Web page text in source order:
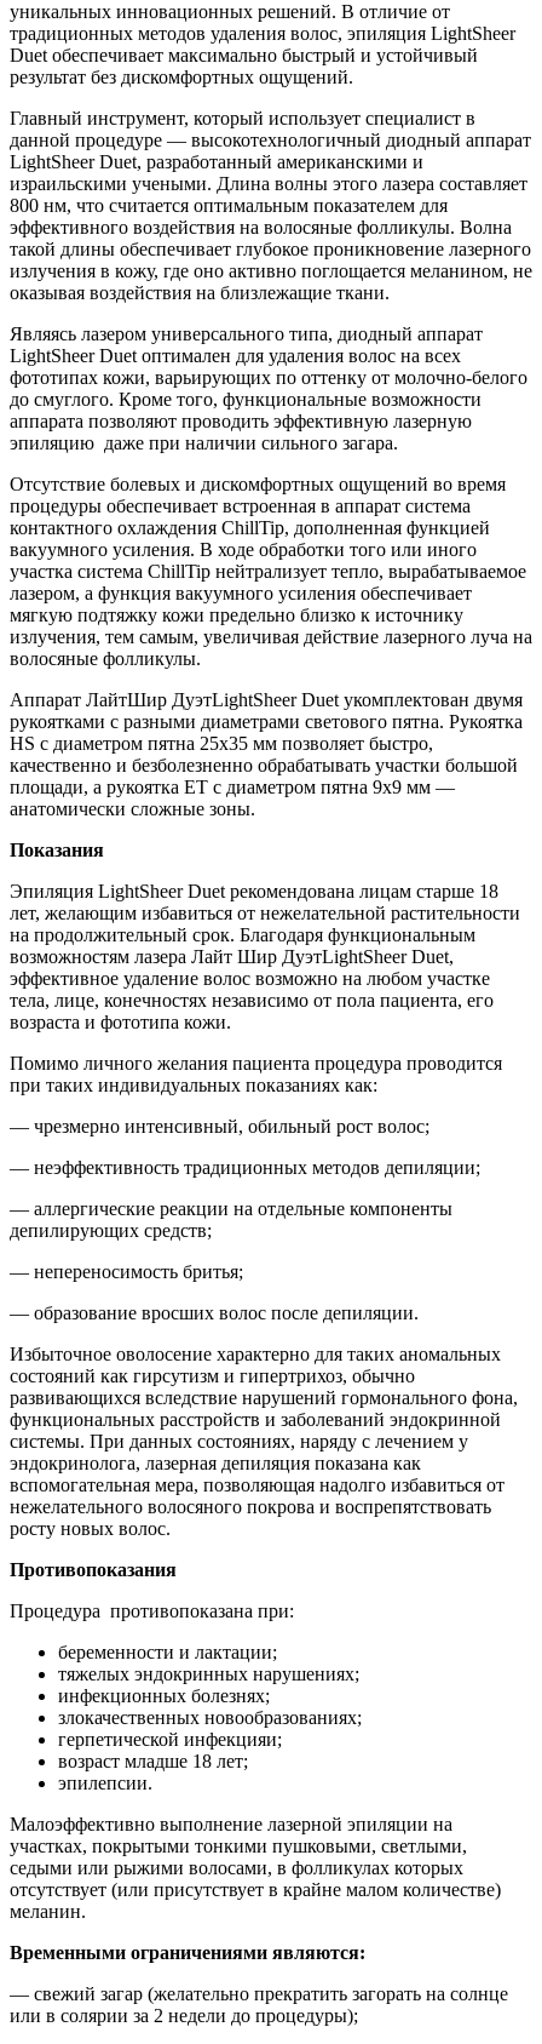
уникальных инновационных решений. В отличие от
традиционных методов удаления волос, эпиляция LightSheer
Duet обеспечивает максимально быстрый и устойчивый
результат без дискомфортных ощущений.
Главный инструмент, который использует специалист в
данной процедуре — высокотехнологичный диодный аппарат
LightSheer Duet, разработанный американскими и
израильскими учеными. Длина волны этого лазера составляет
800 нм, что считается оптимальным показателем для
эффективного воздействия на волосяные фолликулы. Волна
такой длины обеспечивает глубокое проникновение лазерного
излучения в кожу, где оно активно поглощается меланином, не
оказывая воздействия на близлежащие ткани.
Являясь лазером универсального типа, диодный аппарат
LightSheer Duet оптимален для удаления волос на всех
фототипах кожи, варьирующих по оттенку от молочно-белого
до смуглого. Кроме того, функциональные возможности
аппарата позволяют проводить эффективную лазерную
эпиляцию даже при наличии сильного загара.
Отсутствие болевых и дискомфортных ощущений во время
процедуры обеспечивает встроенная в аппарат система
контактного охлаждения ChillTip, дополненная функцией
вакуумного усиления. В ходе обработки того или иного
участка система ChillTip нейтрализует тепло, вырабатываемое
лазером, а функция вакуумного усиления обеспечивает
мягкую подтяжку кожи предельно близко к источнику
излучения, тем самым, увеличивая действие лазерного луча на
волосяные фолликулы.
Аппарат ЛайтШир ДуэтLightSheer Duet укомплектован двумя
рукоятками с разными диаметрами светового пятна. Рукоятка
HS с диаметром пятна 25х35 мм позволяет быстро,
качественно и безболезненно обрабатывать участки большой
площади, а рукоятка ET с диаметром пятна 9х9 мм —
анатомически сложные зоны.
Показания
Эпиляция LightSheer Duet рекомендована лицам старше 18
лет, желающим избавиться от нежелательной растительности
на продолжительный срок. Благодаря функциональным
возможностям лазера Лайт Шир ДуэтLightSheer Duet,
эффективное удаление волос возможно на любом участке
тела, лице, конечностях независимо от пола пациента, его
возраста и фототипа кожи.
Помимо личного желания пациента процедура проводится
при таких индивидуальных показаниях как:
— чрезмерно интенсивный, обильный рост волос;
— неэффективность традиционных методов депиляции;
— аллергические реакции на отдельные компоненты
депилирующих средств;
— непереносимость бритья;
— образование вросших волос после депиляции.
Избыточное оволосение характерно для таких аномальных
состояний как гирсутизм и гипертрихоз, обычно
развивающихся вследствие нарушений гормонального фона,
функциональных расстройств и заболеваний эндокринной
системы. При данных состояниях, наряду с лечением у
эндокринолога, лазерная депиляция показана как
вспомогательная мера, позволяющая надолго избавиться от
нежелательного волосяного покрова и воспрепятствовать
росту новых волос.
Противопоказания
Процедура противопоказана при:
беременности и лактации;
тяжелых эндокринных нарушениях;
инфекционных болезнях;
злокачественных новообразованиях;
герпетической инфекцияи;
возраст младше 18 лет;
эпилепсии.
Малоэффективно выполнение лазерной эпиляции на
участках, покрытыми тонкими пушковыми, светлыми,
седыми или рыжими волосами, в фолликулах которых
отсутствует (или присутствует в крайне малом количестве)
меланин.
Временными ограничениями являются:
— свежий загар (желательно прекратить загорать на солнце
или в солярии за 2 недели до процедуры);